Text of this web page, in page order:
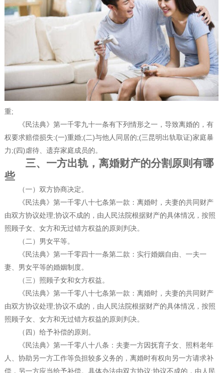
重;
《民法典》第一千零九十一条有下列情形之一，导致离婚的，有
权要求赔偿损失:(一)重婚;(二)与他人同居的;(三昆明出轨取证)家庭暴
力;(四)虐待、遗弃家庭成员的。
三、一方出轨，离婚财产的分割原则有哪
些
（一）双方协商决定。
《民法典》第一千零八十七条第一款：离婚时，夫妻的共同财产
由双方协议处理;协议不成的，由人民法院根据财产的具体情况，按照
照顾子女、女方和无过错方权益的原则判决。
（二）男女平等。
《民法典》第一千零四十一条第二款：实行婚姻自由、一夫一
妻、男女平等的婚姻制度。
（三）照顾子女和女方权益。
《民法典》第一千零八十七条第一款：离婚时，夫妻的共同财产
由双方协议处理;协议不成的，由人民法院根据财产的具体情况，按照
照顾子女、女方和无过错方权益的原则判决。
（四）给予补偿的原则。
《民法典》第一千零八十八条：夫妻一方因抚育子女、照料老年
人、协助另一方工作等负担较多义务的，离婚时有权向另一方请求补
偿，另一方应当给予补偿。具体办法由双方协议;协议不成的，由人民